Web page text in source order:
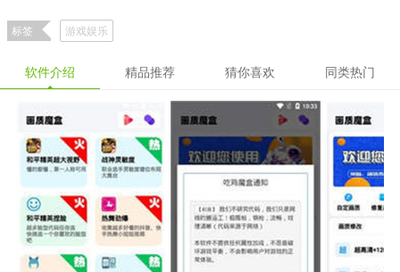
标签 游戏娱乐
软件介绍 精品推荐 猜你喜欢 同类热门